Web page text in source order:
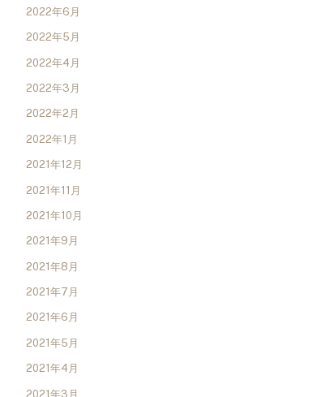
2022年6月
2022年5月
2022年4月
2022年3月
2022年2月
2022年1月
2021年12月
2021年11月
2021年10月
2021年9月
2021年8月
2021年7月
2021年6月
2021年5月
2021年4月
2021年3月